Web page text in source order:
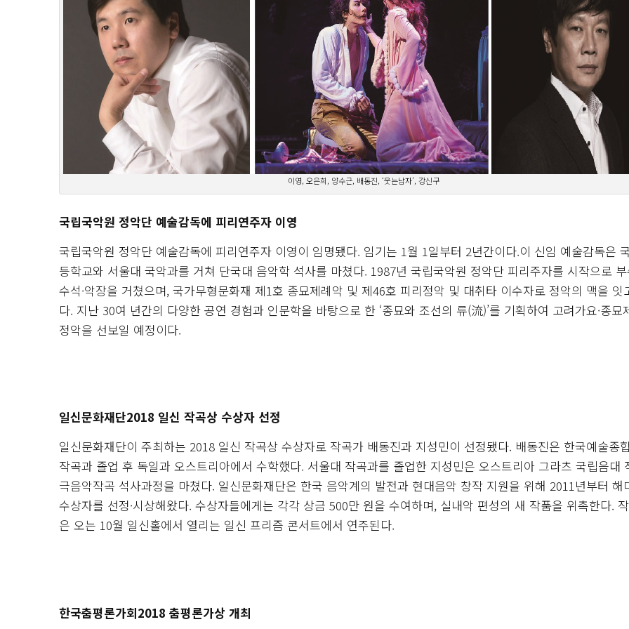
이영, 오은희, 양수근, 배동진, ‘웃는남자’, 강신구
국립국악원 정악단 예술감독에 피리연주자 이영
국립국악원 정악단 예술감독에 피리연주자 이영이 임명됐다. 임기는 1월 1일부터 2년간이다.이 신임 예술감독은
등학교와 서울대 국악과를 거쳐 단국대 음악학 석사를 마쳤다. 1987년 국립국악원 정악단 피리주자를 시작으로 부
수석·악장을 거쳤으며, 국가무형문화재 제1호 종묘제례악 및 제46호 피리정악 및 대취타 이수자로 정악의 맥을 잇
다. 지난 30여 년간의 다양한 공연 경험과 인문학을 바탕으로 한 ‘종묘와 조선의 류(流)’를 기획하여 고려가요·종묘
정악을 선보일 예정이다.
일신문화재단2018 일신 작곡상 수상자 선정
일신문화재단이 주최하는 2018 일신 작곡상 수상자로 작곡가 배동진과 지성민이 선정됐다. 배동진은 한국예술종
작곡과 졸업 후 독일과 오스트리아에서 수학했다. 서울대 작곡과를 졸업한 지성민은 오스트리아 그라츠 국립음대
극음악작곡 석사과정을 마쳤다. 일신문화재단은 한국 음악계의 발전과 현대음악 창작 지원을 위해 2011년부터 해
수상자를 선정·시상해왔다. 수상자들에게는 각각 상금 500만 원을 수여하며, 실내악 편성의 새 작품을 위촉한다.
은 오는 10월 일신홀에서 열리는 일신 프리즘 콘서트에서 연주된다.
한국춤평론가회2018 춤평론가상 개최